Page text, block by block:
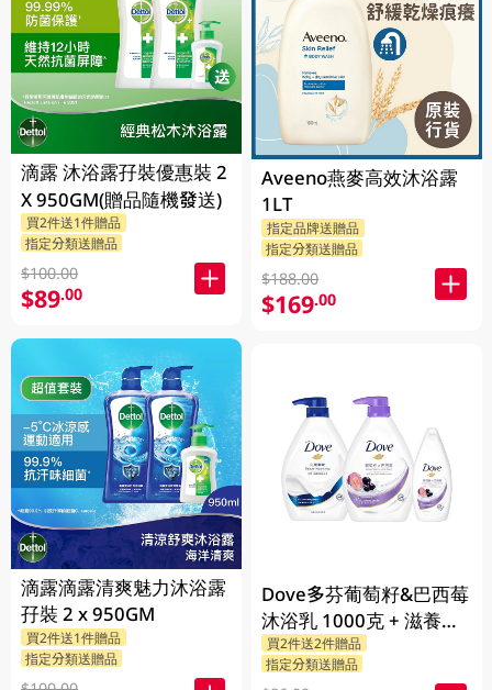
滴露 沐浴露孖裝優惠裝 2
X 950GM(贈品隨機發送)
買2件送1件贈品
指定分類送贈品
$100.00
$89.00
滴露滴露清爽魅力沐浴露
孖裝 2 x 950GM
買2件送1件贈品
指定分類送贈品
Aveeno燕麥高效沐浴露
1LT
指定品牌送贈品
指定分類送贈品
$188.00
$169.00
Dove多芬葡萄籽&巴西莓
沐浴乳 1000克 + 滋養柔
嫰沐浴乳 1000克 + 隨機
贈品 200克
買2件送2件贈品
指定分類送贈品